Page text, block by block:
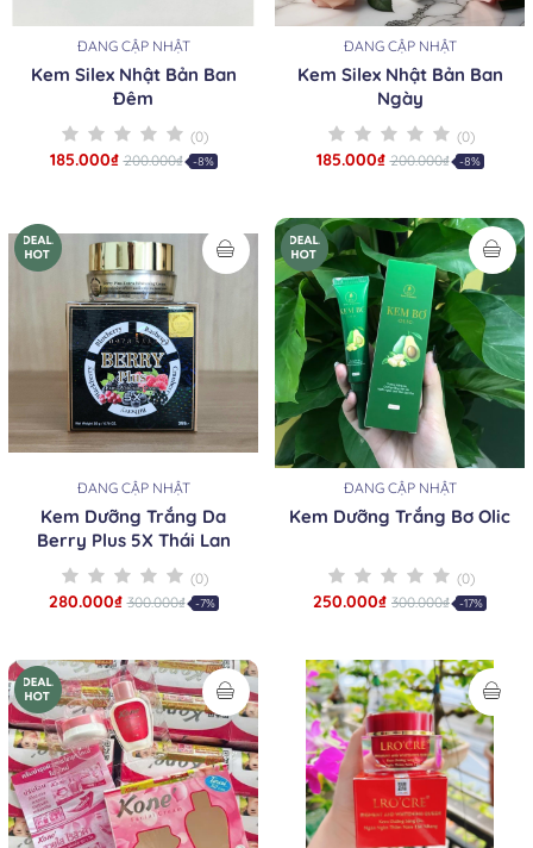
ĐANG CẬP NHẬT
Kem Silex Nhật Bản Ban
Đêm
(0)
185.000₫ 200.000₫ -8%
ĐANG CẬP NHẬT
Kem Silex Nhật Bản Ban
Ngày
(0)
185.000₫ 200.000₫ -8%
ĐANG CẬP NHẬT
Kem Dưỡng Trắng Da
Berry Plus 5X Thái Lan
(0)
280.000₫ 300.000₫ -7%
ĐANG CẬP NHẬT
Kem Dưỡng Trắng Bơ Olic
(0)
250.000₫ 300.000₫ -17%